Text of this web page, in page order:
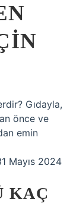
Gıdayla,
önce ve
emin
Mayıs 2024
KAÇ